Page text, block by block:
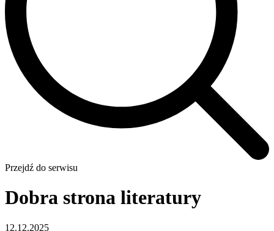
Przejdź do serwisu
Dobra strona literatury
12.12.2025